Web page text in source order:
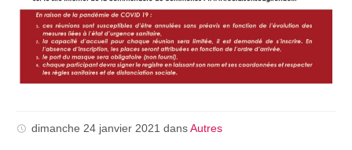
dimanche 24 janvier 2021 dansAutres